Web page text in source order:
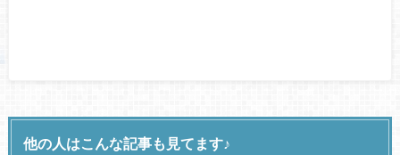
他の人はこんな記事も見てます♪